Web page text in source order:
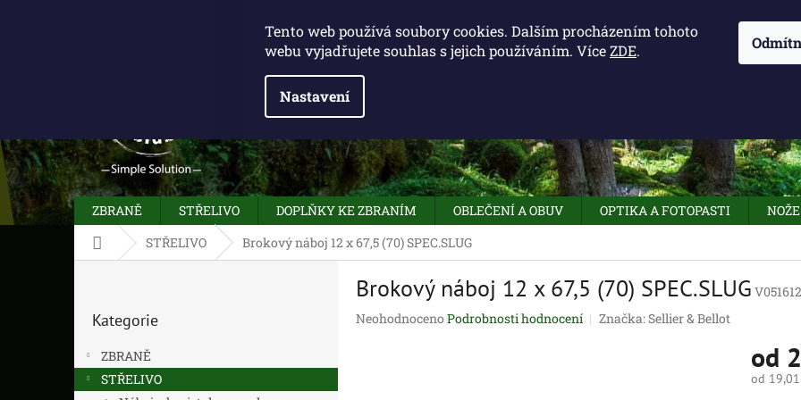
Tento web používá soubory cookies. Dalším procházením tohoto
webu vyjadřujete souhlas s jejich používáním. VíceZDE.
Nastavení
ZBRANĚ STŘELIVO DOPLŇKY KE ZBRANÍM OBLEČENÍ A OBUV OPTIKA A FOTOPASTI NOŽE
Domů STŘELIVO Brokový náboj 12 x 67,5 (70) SPEC.SLUG
a
n
kategorie
Kategorie
ZBRANĚ
STŘELIVO
Brokový náboj 12 x 67,5 (70) SPEC.SLUG
Průměrné
Neohodnoceno Podrobnosti hodnocení Značka:Sellier & Bellot
od
od